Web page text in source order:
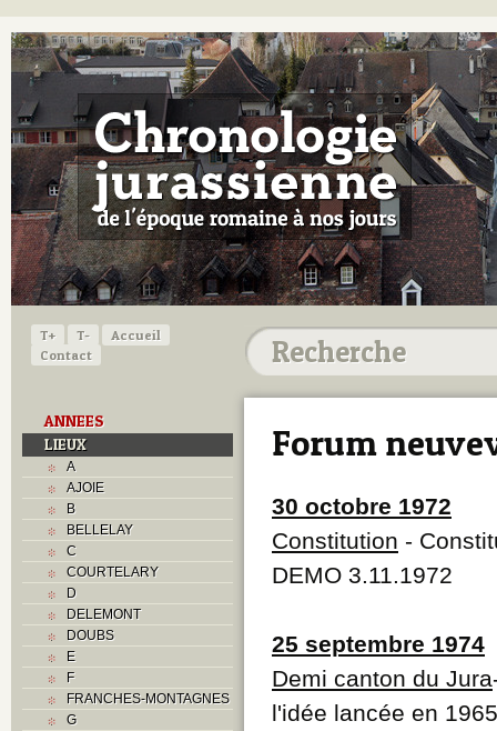
T+ T-
Accueil
Contact
ANNEES
LIEUX
A
AJOIE
B
BELLELAY
C
COURTELARY
D
DELEMONT
DOUBS
E
F
FRANCHES-MONTAGNES
G
Forum
30 octobre 1972
Constitution -
DEMO 3.11.1972
25 septembre 1974
Demi canton du Jura
l'idée lancée en